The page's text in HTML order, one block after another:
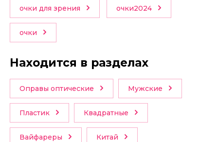
очки для зрения очки2024
очки
Находится в разделах
Оправы оптические Мужские
Пластик Квадратные
Вайфареры Китай